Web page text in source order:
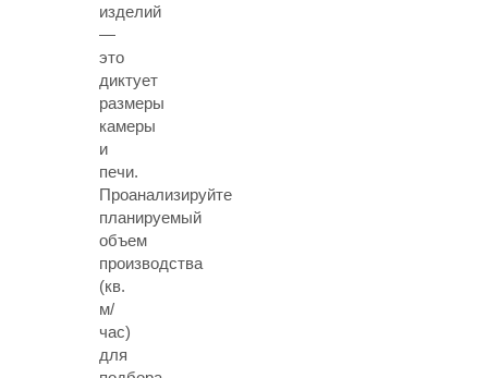
изделий
—
это
диктует
размеры
камеры
и
печи.
Проанализируйте
планируемый
объем
производства
(кв.
м/
час)
для